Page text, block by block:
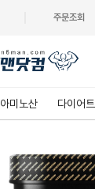
주문조회
아미노산 다이어트